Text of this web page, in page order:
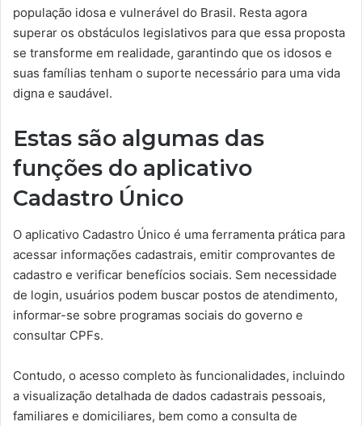
população idosa e vulnerável do Brasil. Resta agora
superar os obstáculos legislativos para que essa proposta
se transforme em realidade, garantindo que os idosos e
suas famílias tenham o suporte necessário para uma vida
digna e saudável.
Estas são algumas das
funções do aplicativo
Cadastro Único
O aplicativo Cadastro Único é uma ferramenta prática para
acessar informações cadastrais, emitir comprovantes de
cadastro e verificar benefícios sociais. Sem necessidade
de login, usuários podem buscar postos de atendimento,
informar-se sobre programas sociais do governo e
consultar CPFs.
Contudo, o acesso completo às funcionalidades, incluindo
a visualização detalhada de dados cadastrais pessoais,
familiares e domiciliares, bem como a consulta de